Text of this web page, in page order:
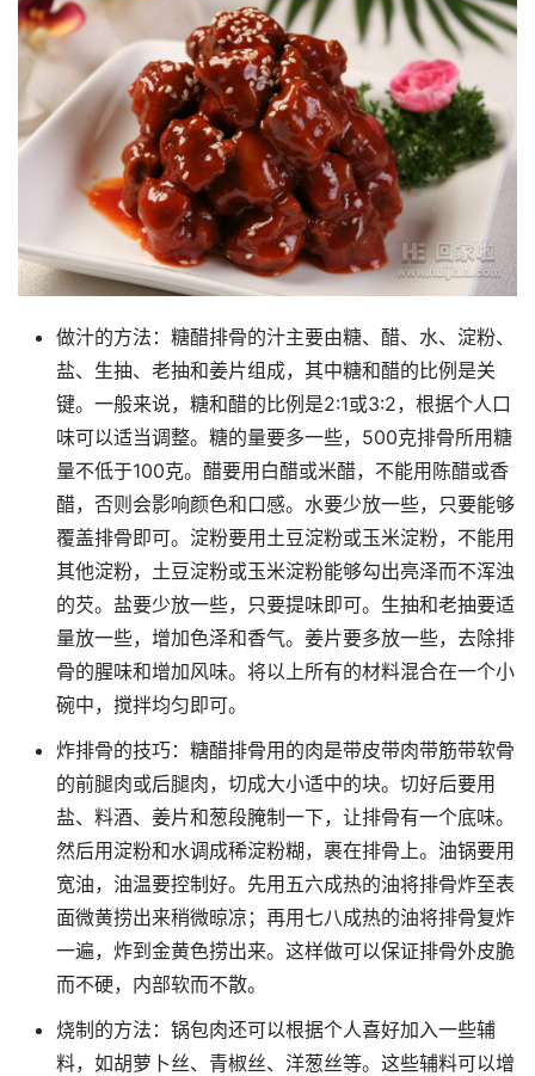
做汁的方法：糖醋排骨的汁主要由糖、醋、水、淀粉、
盐、生抽、老抽和姜片组成，其中糖和醋的比例是关
键。一般来说，糖和醋的比例是2:1或3:2，根据个人口
味可以适当调整。糖的量要多一些，500克排骨所用糖
量不低于100克。醋要用白醋或米醋，不能用陈醋或香
醋，否则会影响颜色和口感。水要少放一些，只要能够
覆盖排骨即可。淀粉要用土豆淀粉或玉米淀粉，不能用
其他淀粉，土豆淀粉或玉米淀粉能够勾出亮泽而不浑浊
的芡。盐要少放一些，只要提味即可。生抽和老抽要适
量放一些，增加色泽和香气。姜片要多放一些，去除排
骨的腥味和增加风味。将以上所有的材料混合在一个小
碗中，搅拌均匀即可。
炸排骨的技巧：糖醋排骨用的肉是带皮带肉带筋带软骨
的前腿肉或后腿肉，切成大小适中的块。切好后要用
盐、料酒、姜片和葱段腌制一下，让排骨有一个底味。
然后用淀粉和水调成稀淀粉糊，裹在排骨上。油锅要用
宽油，油温要控制好。先用五六成热的油将排骨炸至表
面微黄捞出来稍微晾凉；再用七八成热的油将排骨复炸
一遍，炸到金黄色捞出来。这样做可以保证排骨外皮脆
而不硬，内部软而不散。
烧制的方法：锅包肉还可以根据个人喜好加入一些辅
料，如胡萝卜丝、青椒丝、洋葱丝等。这些辅料可以增